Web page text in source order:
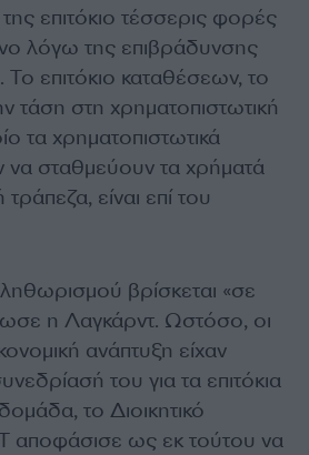
επιτόκιο τέσσερις φορές
λόγω της επιβράδυνσης
επιτόκιο καταθέσεων, το
τάση στη χρηματοπιστωτική
τα χρηματοπιστωτικά
να σταθμεύουν τα χρήματά
είναι επί του
βρίσκεται «σε
η Λαγκάρντ. Ωστόσο, οι
ανάπτυξη είχαν
του για τα επιτόκια
το Διοικητικό
αποφάσισε ως εκ τούτου να